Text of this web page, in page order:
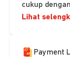
cukup
Lihat
Payment